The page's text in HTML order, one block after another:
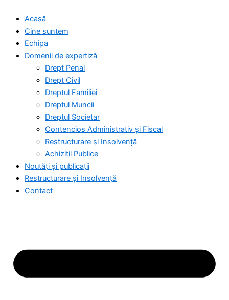
Acasă
Cine suntem
Echipa
Domenii de expertiză
Drept Penal
Drept Civil
Dreptul Familiei
Dreptul Muncii
Dreptul Societar
Contencios Administrativ și Fiscal
Restructurare și Insolvență
Achiziții Publice
Noutăți și publicații
Restructurare și Insolvență
Contact